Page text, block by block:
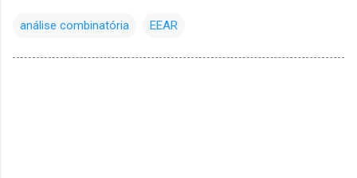
análise combinatória EEAR